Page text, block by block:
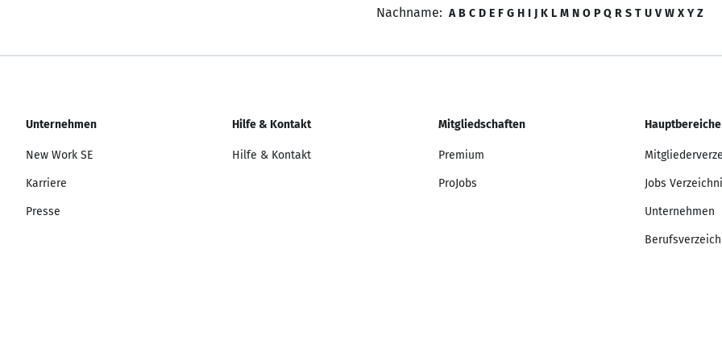
Nachname: A B C D E F G H I J K L M N O P Q R S T U V W X Y Z
Unternehmen
New Work SE
Karriere
Presse
Hilfe & Kontakt
Hilfe & Kontakt
Mitgliedschaften
Premium
ProJobs
Hauptbereiche
Jobs
Unternehmen